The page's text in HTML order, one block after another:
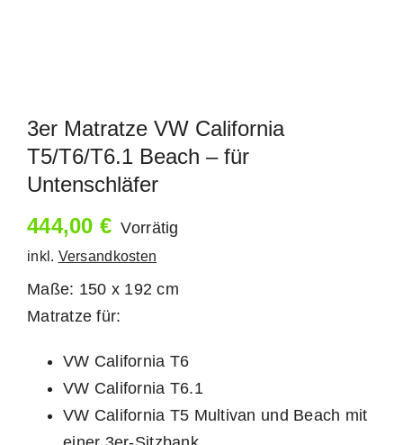
3er Matratze VW California
T5/T6/T6.1 Beach – für
Untenschläfer
444,00 € Vorrätig
inkl. Versandkosten
Maße: 150 x 192 cm
Matratze für:
VW California T6
VW California T6.1
VW California T5 Multivan und Beach mit